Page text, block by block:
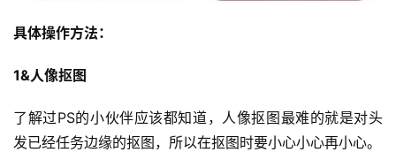
具体操作方法：
1&人像抠图
了解过PS的小伙伴应该都知道，人像抠图最难的就是对头
发已经任务边缘的抠图，所以在抠图时要小心小心再小心。